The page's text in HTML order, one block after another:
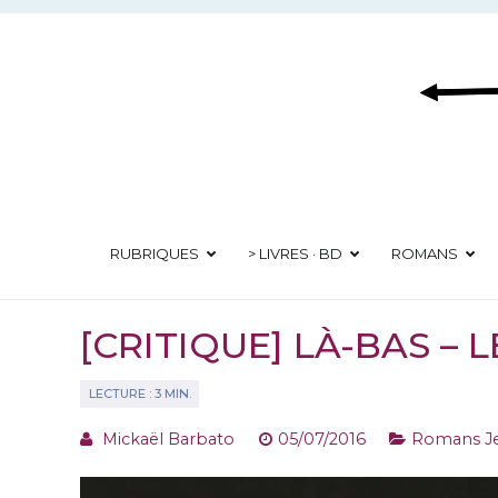
Aller
RUBRIQUES > LIVRES · BD ROMANS
[CRITIQUE] LÀ-BAS –
Mickaël Barbato 05/07/2016 Romans